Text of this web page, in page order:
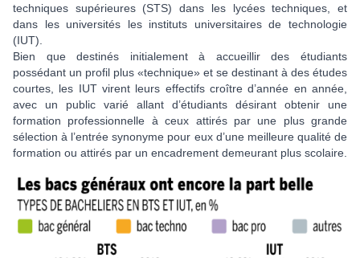
techniques supérieures (STS) dans les lycées techniques, et
dans les universités les instituts universitaires de technologie
(IUT).
Bien que destinés initialement à accueillir des étudiants
possédant un profil plus «technique» et se destinant à des études
courtes, les IUT virent leurs effectifs croître d’année en année,
avec un public varié allant d’étudiants désirant obtenir une
formation professionnelle à ceux attirés par une plus grande
sélection à l’entrée synonyme pour eux d’une meilleure qualité de
formation ou attirés par un encadrement demeurant plus scolaire.